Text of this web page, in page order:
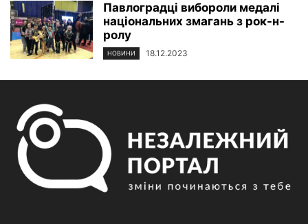
Павлоградці вибороли медалі
національних змагань з рок-н-
ролу
НОВИНИ 18.12.2023